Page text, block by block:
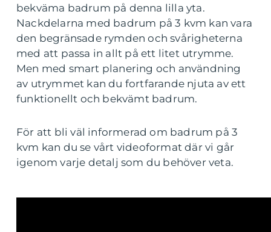
bekväma badrum på denna lilla yta.
Nackdelarna med badrum på 3 kvm kan vara
den begränsade rymden och svårigheterna
med att passa in allt på ett litet utrymme.
Men med smart planering och användning
av utrymmet kan du fortfarande njuta av ett
funktionellt och bekvämt badrum.
För att bli väl informerad om badrum på 3
kvm kan du se vårt videoformat där vi går
igenom varje detalj som du behöver veta.